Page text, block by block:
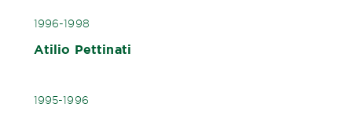
1996-1998
Atilio Pettinati
1995-1996